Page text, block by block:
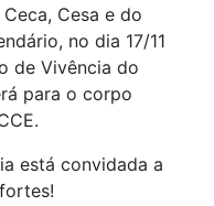
Cesa e do
no dia 17/11
de Vivência do
para o corpo
está convidada a